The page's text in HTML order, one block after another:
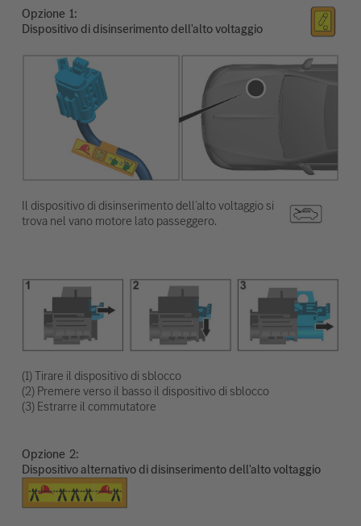
Opzione
Dispositivo di disinserimento dell'alto voltaggio
Il dispositivo di disinserimento dell’alto voltaggio si
trova nel vano motore lato passeggero.
(1) Tirare il dispositivo di sblocco
(2) Premere verso il basso il dispositivo di sblocco
(3) Estrarre il commutatore
Opzione
Dispositivo alternativo di disinserimento dell'alto voltaggio